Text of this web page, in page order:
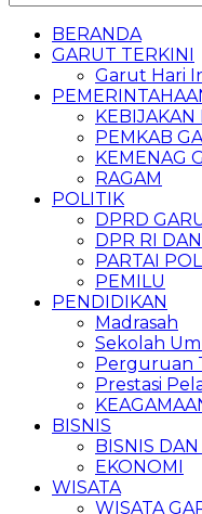
BERANDA
GARUT TERKINI
Garut Hari
KEBIJAKAN
PEMKAB
KEMENAG
RAGAM
POLITIK
DPRD
DPR RI
PARTAI
PEMILU
PENDIDIKAN
Madrasah
Sekolah
Perguruan
Prestasi
BISNIS
BISNIS
EKONOMI
WISATA
WISATA